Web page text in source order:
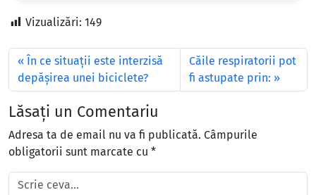
Vizualizări: 149
În ce situaţii este interzisă
depăşirea unei biciclete?
Căile respiratorii pot
fi astupate prin:
Lăsați un Comentariu
Adresa ta de email nu va fi publicată. Câmpurile
obligatorii sunt marcate cu *